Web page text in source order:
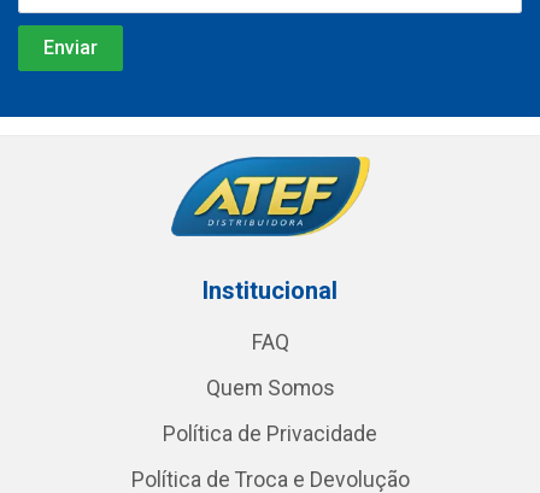
Institucional
FAQ
Quem Somos
Política de Privacidade
Política de Troca e Devolução